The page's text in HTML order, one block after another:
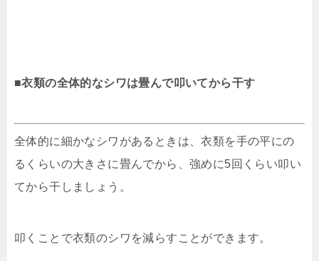
■衣類の全体的なシワは畳んで叩いてから干す
全体的に細かなシワがあるときは、衣類を手の平にの
るくらいの大きさに畳んでから、強めに5回くらい叩い
てから干しましょう。
叩くことで衣類のシワを減らすことができます。